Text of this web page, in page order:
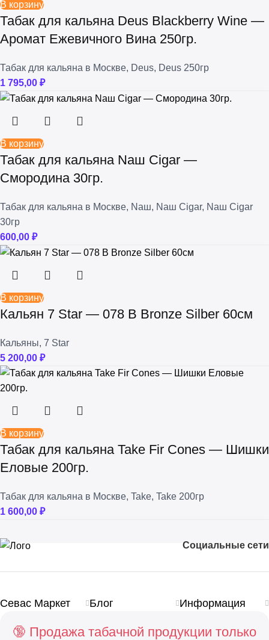
В корзину
Табак для кальяна Deus Blackberry Wine —
Аромат Ежевичного Вина 250гр.
Табак для кальяна в Москве, Deus, Deus 250гр
1 795,00 ₽
В корзину
Табак для кальяна Nаш Cigar —
Смородина 30гр.
Табак для кальяна в Москве, Nаш, Nаш Cigar, Nаш Cigar
30гр
600,00 ₽
В корзину
Кальян 7 Star — 078 B Bronze Silber 60см
Кальяны, 7 Star
5 200,00 ₽
В корзину
Табак для кальяна Take Fir Сones — Шишки
Еловые 200гр.
Табак для кальяна в Москве, Take, Take 200гр
1 600,00 ₽
Социальные сети
Севас Маркет Блог Информация
🔞 Продажа табачной продукции только